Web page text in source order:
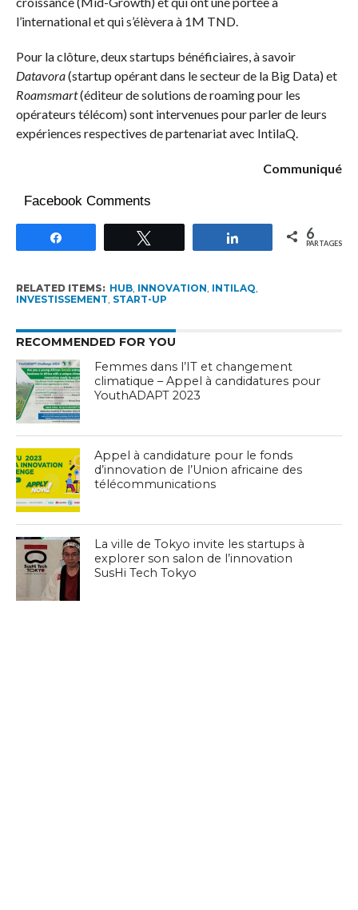
l’international et qui s’élèvera à 1M TND.
Pour la clôture, deux startups bénéficiaires, à savoir
Datavora(startup opérant dans le secteur de la Big Data) et
Roamsmart(éditeur de solutions de roaming pour les
opérateurs télécom) sont intervenues pour parler de leurs
expériences respectives de partenariat avec IntilaQ.
Communiqué
Facebook Comments
Partagez 6
PARTAGES
RELATED ITEMS: HUB, INNOVATION, INTILAQ,
INVESTISSEMENT, START-UP
RECOMMENDED FOR YOU
Femmes dans l’IT et changement
climatique – Appel à candidatures pour
YouthADAPT 2023
Appel à candidature pour le fonds
d’innovation de l’Union africaine des
télécommunications
La ville de Tokyo invite les startups à
explorer son salon de l’innovation
SusHi Tech Tokyo